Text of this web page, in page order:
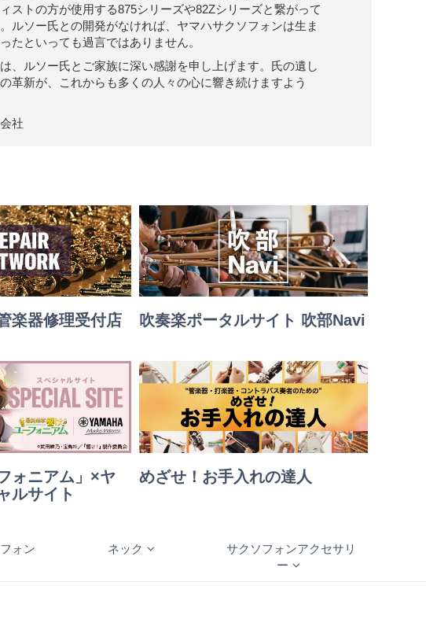
ストの方が使用する875シリーズや82Zシリーズと繋がって
ルソー氏との開発がなければ、ヤマハサクソフォンは生ま
たといっても過言ではありません。
、ルソー氏とご家族に深い感謝を申し上げます。氏の遺し
革新が、これからも多くの人々の心に響き続けますよう
社
楽器修理受付店
吹奏楽ポータルサイト 吹部Navi
ォニアム」×ヤ
ルサイト
めざせ！お手入れの達人
ォン ネック
サクソフォンアクセサリ
ー